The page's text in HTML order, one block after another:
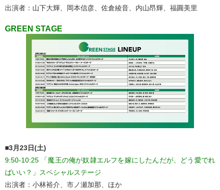
出演者：山下大輝、岡本信彦、佐倉綾音、内山昂輝、福圓美里
GREEN STAGE
■3月23日(土)
9:50-10:25 「魔王の俺が奴隷エルフを嫁にしたんだが、どう愛でれ
ばいい？」スペシャルステージ
出演者：小林裕介、市ノ瀬加那、ほか